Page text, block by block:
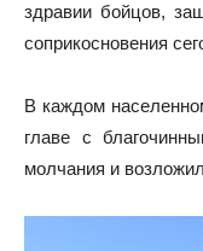
здравии бойцов,
соприкосновения
В каждом
главе с
молчания и